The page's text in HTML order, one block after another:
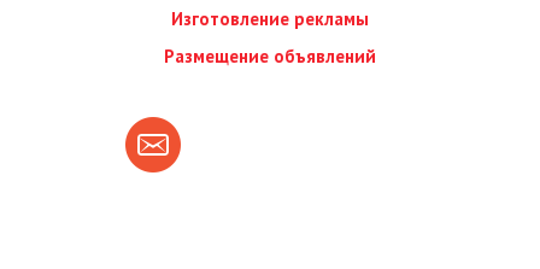
Изготовление рекламы
Размещение объявлений